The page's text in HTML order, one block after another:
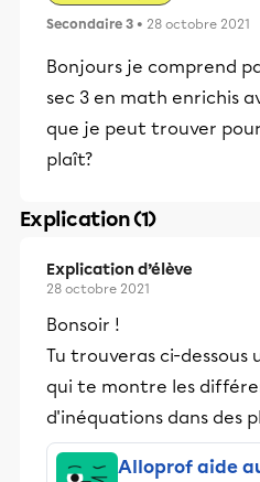
Secondaire 3 • 28 octobre 2021
Bonjours je comprend
sec 3 en math enrichis
que je peut trouver pour
plaît?
Explication (1)
Explication d’élève
28 octobre 2021
Bonsoir !
Tu trouveras ci-dessous
qui te montre les
d'inéquations dans des
Alloprof aide